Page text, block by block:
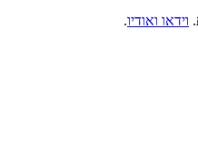
וידאו ואודיו.